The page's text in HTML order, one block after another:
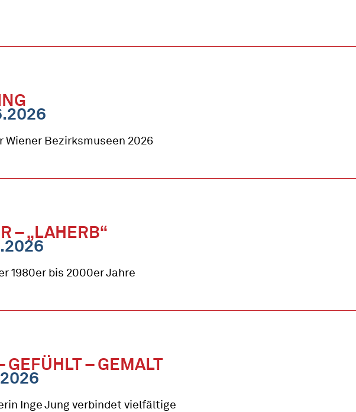
Wiener Bezirksmuseen 2026
– „LAHERB“
1980er bis 2000er Jahre
GEFÜHLT – GEMALT
Inge Jung verbindet vielfältige